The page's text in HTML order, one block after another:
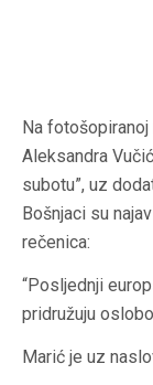
Na
Aleksandra
subotu”, uz
Bošnjaci su
rečenica:
“Posljednji
pridružuju
Marić je uz